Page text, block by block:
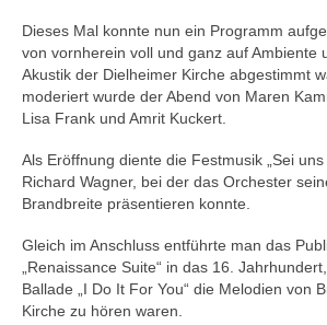
Dieses Mal konnte nun ein Programm
von vornherein voll und ganz auf Ambiente
Akustik der Dielheimer Kirche abgestimmt
moderiert wurde der Abend von Maren
Lisa Frank und Amrit Kuckert.
Als Eröffnung diente die Festmusik „Sei
Richard Wagner, bei der das Orchester
Brandbreite präsentieren konnte.
Gleich im Anschluss entführte man das
„Renaissance Suite“ in das 16.
Ballade „I Do It For You“ die Melodien von
Kirche zu hören waren.